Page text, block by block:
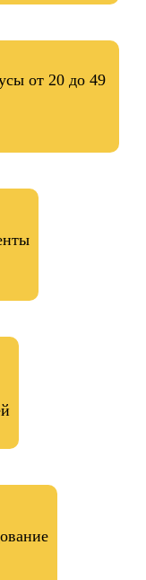
от 20 до 49